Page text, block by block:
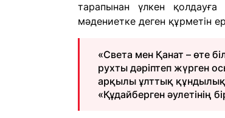
тарапынан үлкен
мәдениетке деген құрметін
«Света мен Қанат – өте
рухты дәріптеп жүрген
арқылы ұлттық
«Құдайберген әулетінің